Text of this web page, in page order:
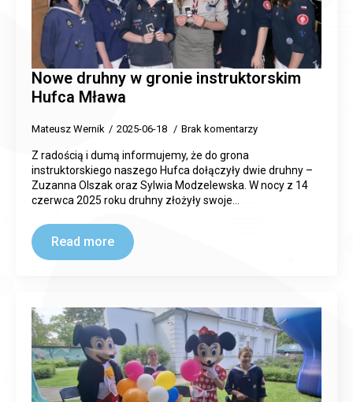
Nowe druhny w gronie instruktorskim
Hufca Mława
Mateusz Wernik 2025-06-18 Brak komentarzy
Z radością i dumą informujemy, że do grona
instruktorskiego naszego Hufca dołączyły dwie druhny –
Zuzanna Olszak oraz Sylwia Modzelewska. W nocy z 14
czerwca 2025 roku druhny złożyły swoje…
Read more